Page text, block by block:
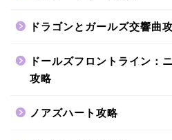
ドラゴンとガールズ交響曲
ドールズフロントライン：
攻略
ノアズハート攻略